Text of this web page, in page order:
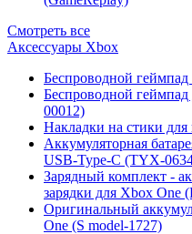
Смотреть все
Аксессуары Xbox
Беспроводной
Беспроводной
00012)
Накладки на стики
Аккумуляторная
USB-Type-C (TYX-
Зарядный комплект -
зарядки для Xbox One
Оригинальный
One (S model-1727)